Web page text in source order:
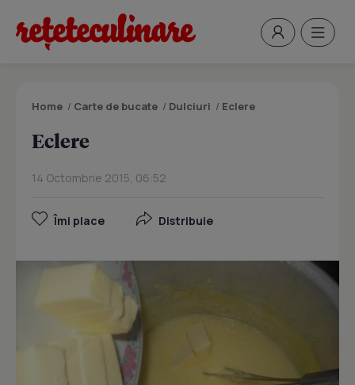
Home / Carte de bucate / Dulciuri / Eclere
Eclere
14 Octombrie 2015, 06:52
Îmi place Distribuie